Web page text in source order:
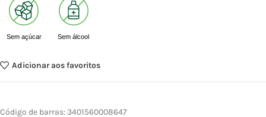
Sem açúcar Sem álcool
Adicionar aos favoritos
Código de barras: 3401560008647